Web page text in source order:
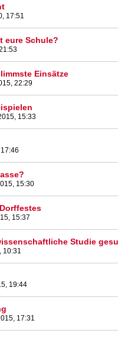
17:51
eure Schule?
Einsätze
22:29
15:33
15:30
15:37
Studie
10:31
19:44
17:31